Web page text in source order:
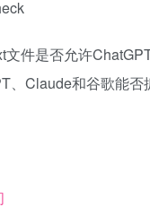
文件是否允许
、Claude和谷歌能